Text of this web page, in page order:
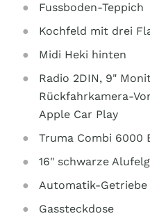
Fussboden-Teppich
Kochfeld mit drei
Midi Heki hinten
Radio 2DIN, 9"
Rückfahrkamera-
Apple Car Play
Truma Combi 6000
16" schwarze
Automatik-Getriebe
Gassteckdose